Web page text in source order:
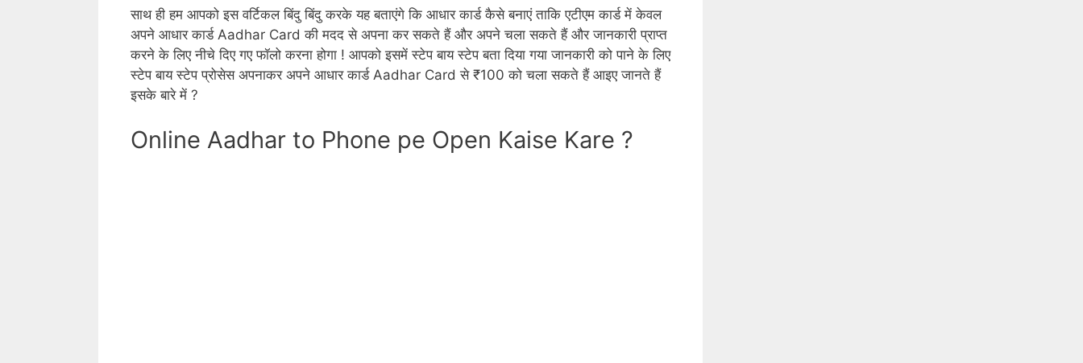
साथ ही हम आपको इस वर्टिकल बिंदु बिंदु करके यह बताएंगे कि आधार कार्ड कैसे बनाएं ताकि एटीएम कार्ड में केवल
अपने आधार कार्ड Aadhar Card की मदद से अपना कर सकते हैं और अपने चला सकते हैं और जानकारी प्राप्त
करने के लिए नीचे दिए गए फॉलो करना होगा ! आपको इसमें स्टेप बाय स्टेप बता दिया गया जानकारी को पाने के लिए
स्टेप बाय स्टेप प्रोसेस अपनाकर अपने आधार कार्ड Aadhar Card से ₹100 को चला सकते हैं आइए जानते हैं
इसके बारे में ?
Online Aadhar to Phone pe Open Kaise Kare ?